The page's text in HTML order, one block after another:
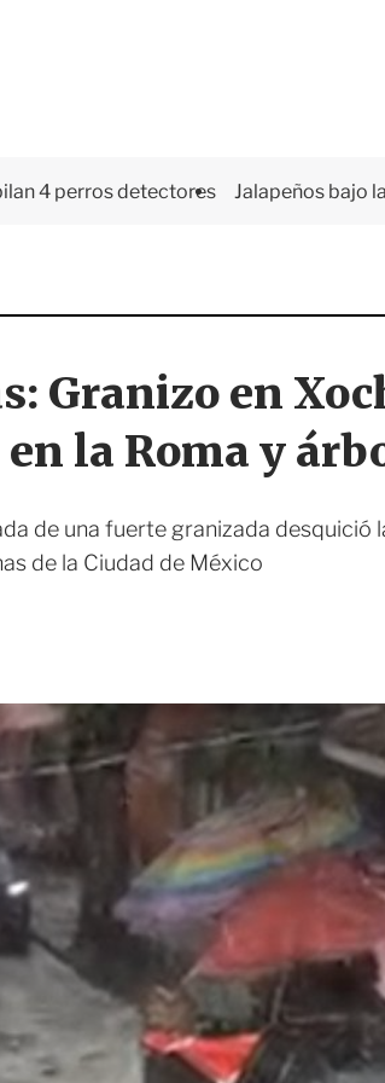
4 perros detectores Jalapeños bajo
Granizo en
la Roma y
de una fuerte granizada desquició
de la Ciudad de México